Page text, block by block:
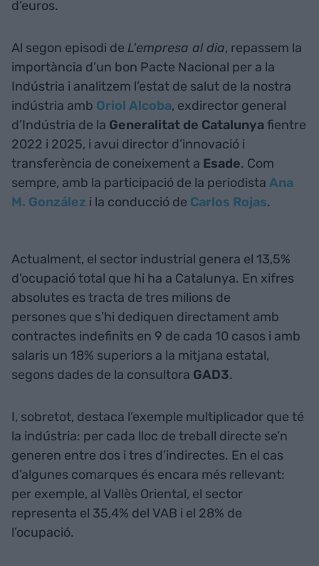
d’euros.
Al segon episodi de L'empresa al dia, repassem la
importància d’un bon Pacte Nacional per a la
Indústria i analitzem l’estat de salut de la nostra
indústria amb Oriol Alcoba, exdirector general
d’Indústria de la Generalitat de Catalunyafientre
2022 i 2025, i avui director d’innovació i
transferència de coneixement a Esade. Com
sempre, amb la participació de la periodista Ana
M. González i la conducció de Carlos Rojas.
Actualment, el sector industrial genera el 13,5%
d'ocupació total que hi ha a Catalunya. En xifres
absolutes es tracta de tres milions de
persones que s’hi dediquen directament amb
contractes indefinits en 9 de cada 10 casos i amb
salaris un 18% superiors a la mitjana estatal,
segons dades de la consultora GAD3.
I, sobretot, destaca l’exemple multiplicador que té
la indústria: per cada lloc de treball directe se’n
generen entre dos i tres d’indirectes. En el cas
d’algunes comarques és encara més rellevant:
per exemple, al Vallès Oriental, el sector
representa el 35,4% del VAB i el 28% de
l’ocupació.